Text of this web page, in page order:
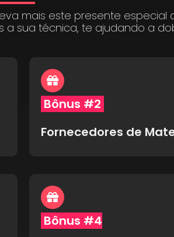
mais este presente especial
a sua técnica, te ajudando a
Bônus #2
Fornecedores de
Bônus #4